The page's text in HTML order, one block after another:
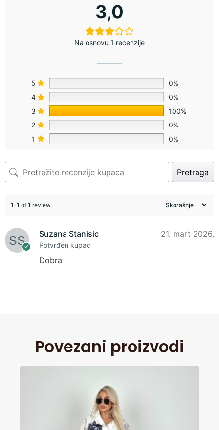
3,0
Na osnovu 1 recenzije
5
0%
4
0%
3
100%
2
0%
1
0%
Pretraga
1-1 of 1 review
Suzana Stanisic
Potvrđen kupac
21. mart 2026.
Dobra
Povezani proizvodi